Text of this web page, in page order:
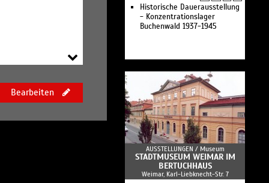
Bearbeiten
Historische Dauerausstellung
- Konzentrationslager
Buchenwald 1937-1945
AUSSTELLUNGEN / Museum
STADTMUSEUM WEIMAR IM
BERTUCHHAUS
Weimar, Karl-Liebknecht-Str. 7